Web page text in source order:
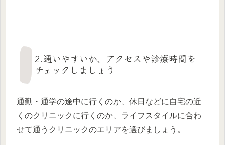
2.通いやすいか、アクセスや診療時間を
チェックしましょう
通勤・通学の途中に行くのか、休日などに自宅の近
くのクリニックに行くのか、ライフスタイルに合わ
せて通うクリニックのエリアを選びましょう。